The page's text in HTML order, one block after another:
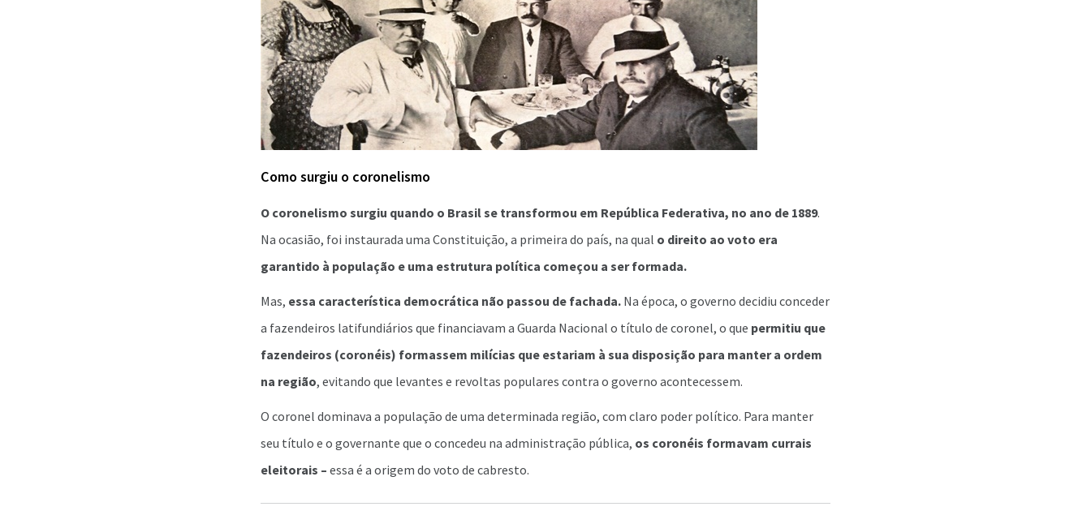
Como surgiu o coronelismo
O coronelismo surgiu quando o Brasil se transformou em República Federativa, no ano de 1889.
Na ocasião, foi instaurada uma Constituição, a primeira do país, na qual o direito ao voto era
garantido à população e uma estrutura política começou a ser formada.
Mas, essa característica democrática não passou de fachada. Na época, o governo decidiu conceder
a fazendeiros latifundiários que financiavam a Guarda Nacional o título de coronel, o que permitiu que
fazendeiros (coronéis) formassem milícias que estariam à sua disposição para manter a ordem
na região, evitando que levantes e revoltas populares contra o governo acontecessem.
O coronel dominava a população de uma determinada região, com claro poder político. Para manter
seu título e o governante que o concedeu na administração pública, os coronéis formavam currais
eleitorais – essa é a origem do voto de cabresto.